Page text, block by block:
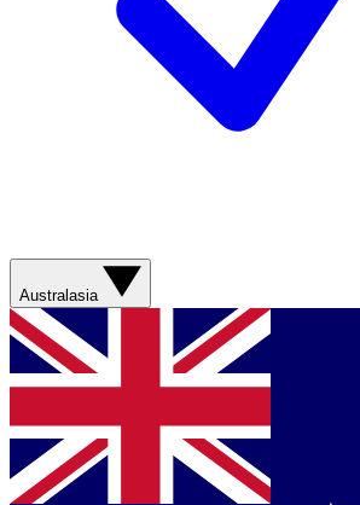
Australasia